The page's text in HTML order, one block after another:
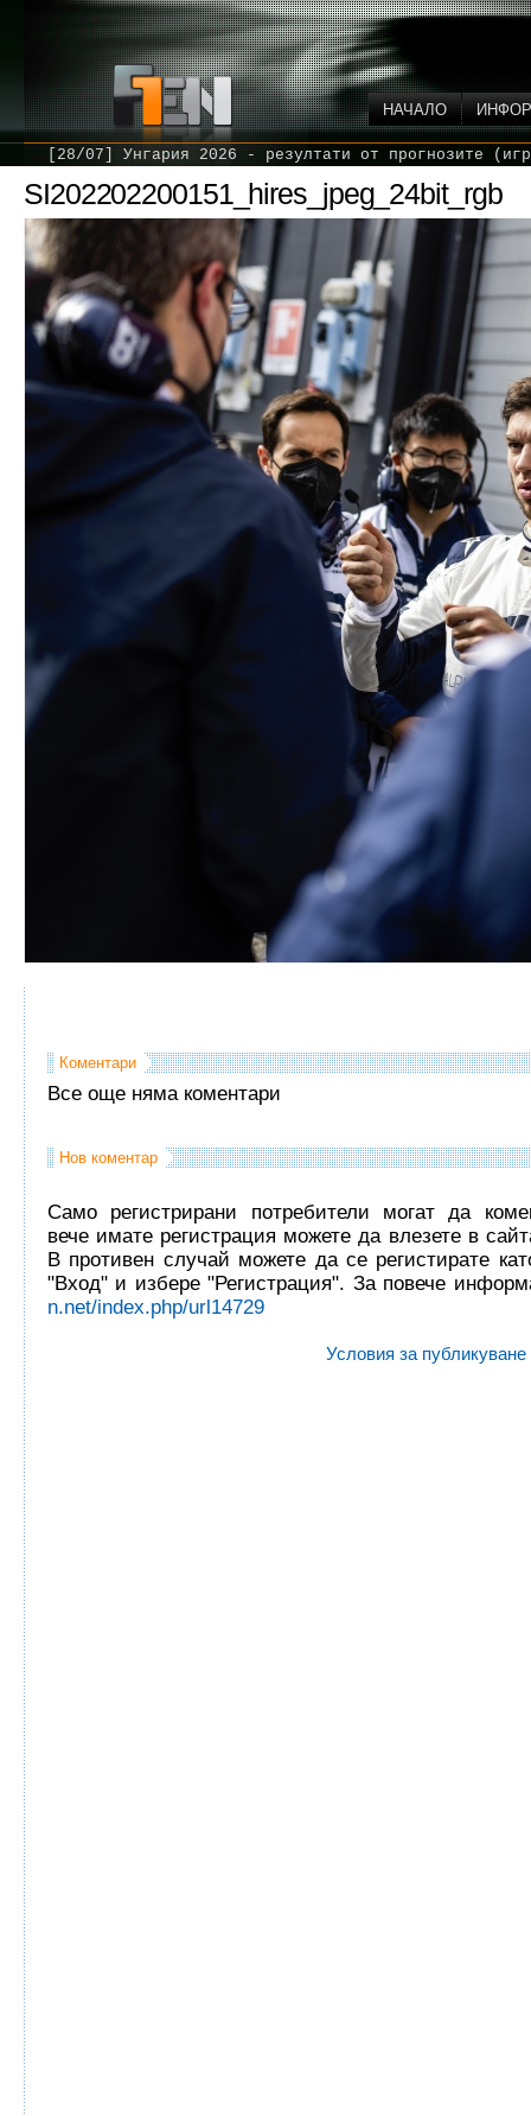
НАЧАЛО
[28/07] Унгария 2026 - резултати от прогнозите
SI202202200151_hires_jpeg_24bit_rgb
Коментари
Все още няма коментари
Нов коментар
Само регистрирани потребители могат да
вече имате регистрация можете да влезете в
В противен случай можете да се регистирате
"Вход" и избере "Регистрация". За повече
n.net/index.php/url14729
Условия за